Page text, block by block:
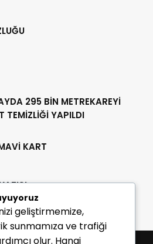
295 BİN METREKAREYİ
TEMİZLİĞİ YAPILDI
KART
geliştirmemize,
sunmamıza ve trafiği
olur. Hangi